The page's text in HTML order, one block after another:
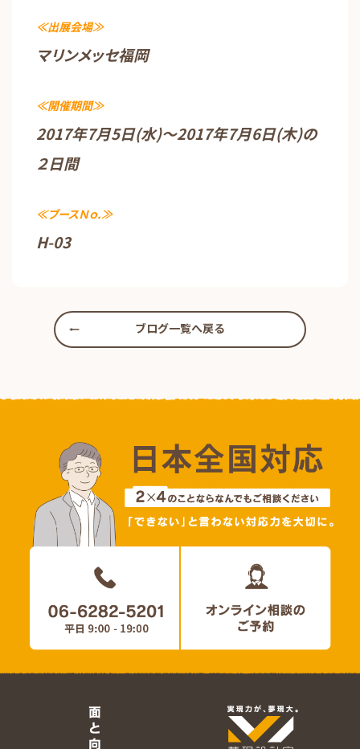
≪出展会場≫
マリンメッセ福岡
≪開催期間≫
2017年7月5日(水)～2017年7月6日(木)の
２日間
≪ブースＮｏ.≫
H-03
ブログ一覧へ戻る